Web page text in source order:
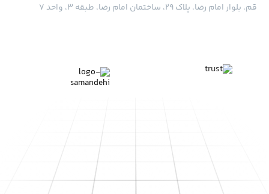
قم، بلوار امام رضا، پلاک ۲۹، ساختمان امام رضا، طبقه ۳، واحد ۷